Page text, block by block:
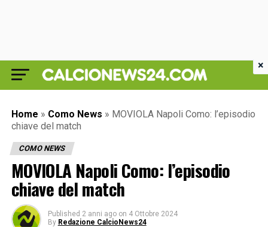
Home » Como News » MOVIOLA Napoli Como: l’episodio
chiave del match
COMO NEWS
MOVIOLA Napoli Como: l’episodio
chiave del match
Published 2 anni ago on 4 Ottobre 2024
By Redazione CalcioNews24
×